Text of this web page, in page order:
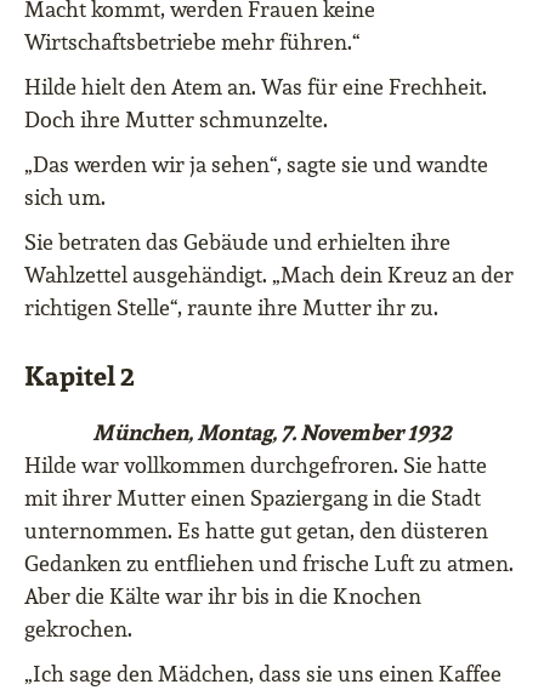
Macht kommt, werden Frauen keine
Wirtschaftsbetriebe mehr führen.“
Hilde hielt den Atem an. Was für eine Frechheit.
Doch ihre Mutter schmunzelte.
„Das werden wir ja sehen“, sagte sie und wandte
sich um.
Sie betraten das Gebäude und erhielten ihre
Wahlzettel ausgehändigt. „Mach dein Kreuz an der
richtigen Stelle“, raunte ihre Mutter ihr zu.
Kapitel 2
München, Montag, 7. November 1932
Hilde war vollkommen durchgefroren. Sie hatte
mit ihrer Mutter einen Spaziergang in die Stadt
unternommen. Es hatte gut getan, den düsteren
Gedanken zu entfliehen und frische Luft zu atmen.
Aber die Kälte war ihr bis in die Knochen
gekrochen.
„Ich sage den Mädchen, dass sie uns einen Kaffee